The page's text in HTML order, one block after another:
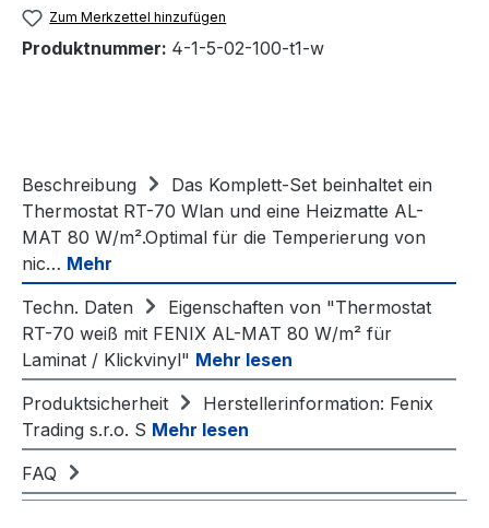
Zum Merkzettel hinzufügen
Produktnummer: 4-1-5-02-100-t1-w
Beschreibung
Das Komplett-Set beinhaltet ein
Thermostat RT-70 Wlan und eine Heizmatte AL-
MAT 80 W/m².Optimal für die Temperierung von
nic… Mehr
Techn. Daten
Eigenschaften von "Thermostat
RT-70 weiß mit FENIX AL-MAT 80 W/m² für
Laminat / Klickvinyl" Mehr lesen
Produktsicherheit
Herstellerinformation: Fenix
Trading s.r.o. S Mehr lesen
FAQ